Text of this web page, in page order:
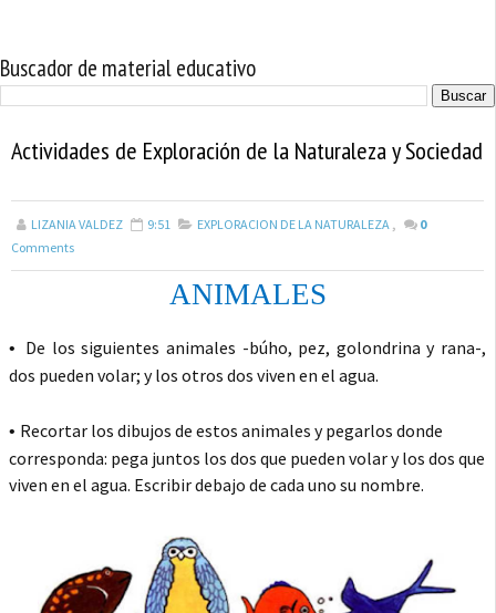
Buscador de material educativo
Actividades de Exploración de la Naturaleza y Sociedad
LIZANIA VALDEZ 9:51 EXPLORACION DE LA NATURALEZA ,
0
Comments
ANIMALES
•
De los siguientes animales -búho, pez, golondrina y rana-,
dos pueden volar; y los otros dos viven en el agua.
• Recortar los dibujos de estos animales y pegarlos donde
corresponda: pega juntos los dos que pueden volar y los dos que
viven en el agua. Escribir debajo de cada uno su nombre.